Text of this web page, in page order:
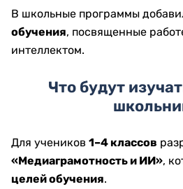
В школьные программы
обучения, посвященные
интеллектом.
Что будут
Для учеников 1–4 классов
«Медиаграмотность и ИИ»,
целей обучения.